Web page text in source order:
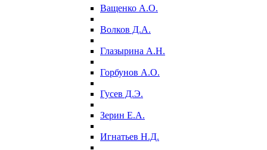
Ващенко А.О.
Волков Д.А.
Глазырина А.Н.
Горбунов А.О.
Гусев Д.Э.
Зерин Е.А.
Игнатьев Н.Д.